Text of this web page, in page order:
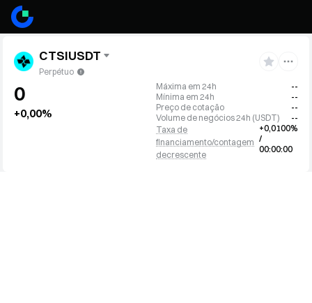
CTSIUSDT
Perpétuo
0
+0,00%
Máxima em 24h
--
Mínima em 24h
--
Preço de cotação
--
Volume de negócios 24h (USDT)
--
Taxa de
financiamento/contagem
decrescente
+0,0100%
/
00:00:00